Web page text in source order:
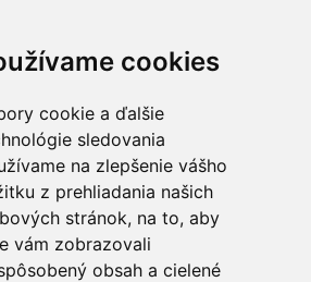
cookies
cookie a ďalšie
sledovania
na zlepšenie vášho
z prehliadania našich
stránok, na to, aby
vám zobrazovali
obsah a cielené
cookies
cookie a ďalšie
sledovania
na zlepšenie vášho
z prehliadania našich
stránok, na to, aby
vám zobrazovali
obsah a cielené
ktoré aktívne vstupujú
komunikácie –
reklamné agentúry,
média a vysielateľov.
k dodržiavaniu
praxe
mena reklamy.